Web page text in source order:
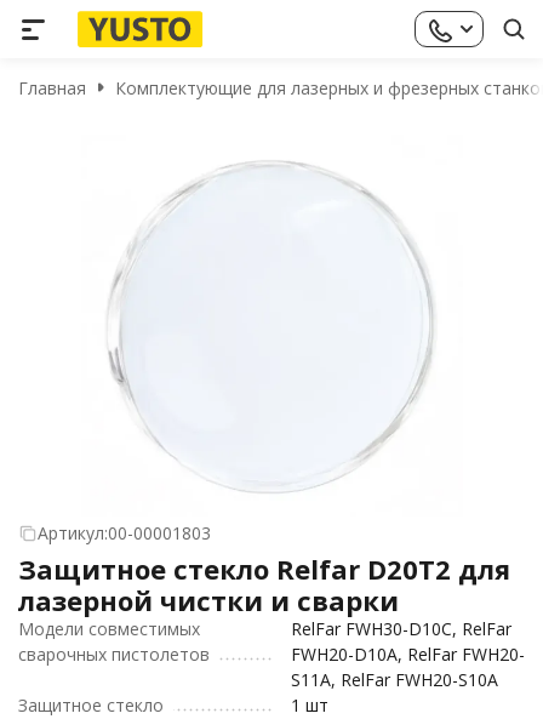
Главная Комплектующие для лазерных и фрезерных
Артикул:00-00001803
Защитное стекло Relfar D20T2 для
лазерной чистки и сварки
Модели совместимых
сварочных пистолетов
RelFar FWH30-D10C, RelFar
FWH20-D10A, RelFar FWH20-
S11A, RelFar FWH20-S10A
Защитное стекло
1 шт